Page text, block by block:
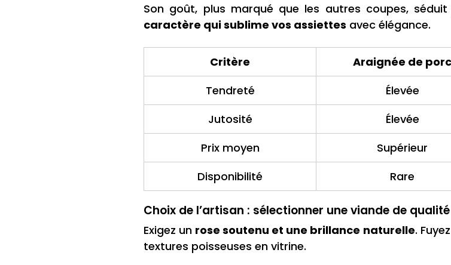
Son goût, plus marqué que les autres coupes,
caractère qui sublime vos assiettes avec élégance.
Critère Araignée de porc
Tendreté
Élevée
Jutosité
Élevée
Prix moyen
Supérieur
Disponibilité
Rare
Choix de l’artisan : sélectionner une viande de
Exigez un rose soutenu et une brillance naturelle.
textures poisseuses en vitrine.